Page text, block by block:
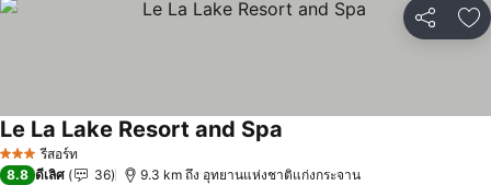
แชร์ เ
3 ดาว รีสอร์ท
Le La Lake Resort and Spa
8.8 ดีเลิศ 36 9.3 km ถึง อุทยานแห่งชาติแก่งกระจาน